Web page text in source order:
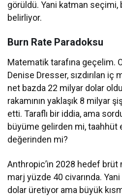
görüldü. Yani katman seçimi,
belirliyor.
Burn Rate Paradoksu
Matematik tarafına geçelim.
Denise Dresser, sızdırılan iç
net bazda 22 milyar dolar
rakamının yaklaşık 8 milyar
etti. Taraflı bir iddia, ama
büyüme gelirden mi, taahhüt
değerinden mi?
Anthropic’in 2028 hedef brüt
marj yüzde 40 civarında.
dolar üretiyor ama büyük